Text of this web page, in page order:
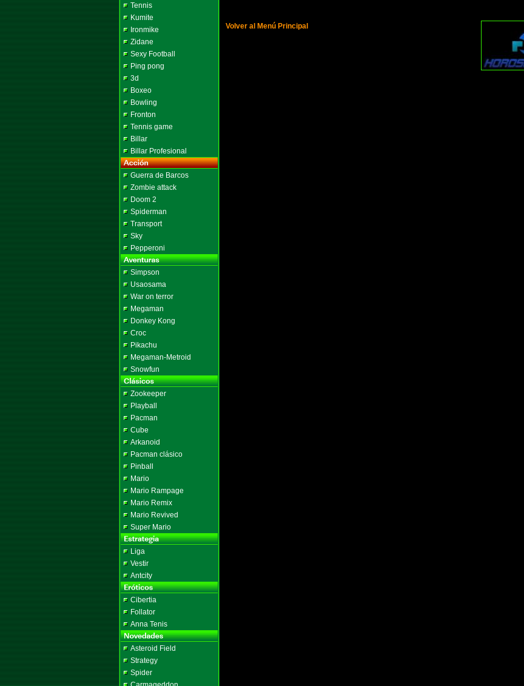
Tennis
Kumite
Ironmike
Zidane
Sexy Football
Ping pong
3d
Boxeo
Bowling
Fronton
Tennis game
Billar
Billar Profesional
Guerra de Barcos
Zombie attack
Doom 2
Spiderman
Transport
Sky
Pepperoni
Simpson
Usaosama
War on terror
Megaman
Donkey Kong
Croc
Pikachu
Megaman-Metroid
Snowfun
Zookeeper
Playball
Pacman
Cube
Arkanoid
Pacman clásico
Pinball
Mario
Mario Rampage
Mario Remix
Mario Revived
Super Mario
Liga
Vestir
Antcity
Cibertia
Follator
Anna Tenis
Asteroid Field
Strategy
Spider
Volver al Menú Principal